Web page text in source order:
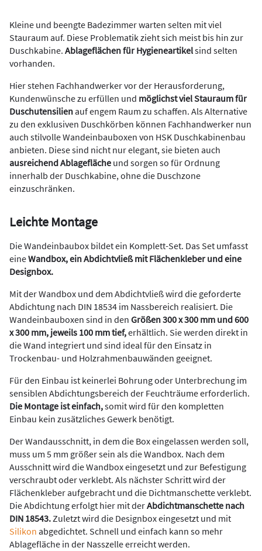
Kleine und beengte Badezimmer warten selten mit viel
Stauraum auf. Diese Problematik zieht sich meist bis hin zur
Duschkabine. Ablageflächen für Hygieneartikelsind selten
vorhanden.
Hier stehen Fachhandwerker vor der Herausforderung,
Kundenwünsche zu erfüllen und möglichst viel Stauraum für
Duschutensilienauf engem Raum zu schaffen. Als Alternative
zu den exklusiven Duschkörben können Fachhandwerker nun
auch stilvolle Wandeinbauboxen von HSK Duschkabinenbau
anbieten. Diese sind nicht nur elegant, sie bieten auch
ausreichend Ablagefläche und sorgen so für Ordnung
innerhalb der Duschkabine, ohne die Duschzone
einzuschränken.
Leichte Montage
Die Wandeinbaubox bildet ein Komplett-Set. Das Set umfasst
eineWandbox, ein Abdichtvließ mit Flächenkleber und eine
Designbox.
Mit der Wandbox und dem Abdichtvließ wird die geforderte
Abdichtung nach DIN 18534 im Nassbereich realisiert. Die
Wandeinbauboxen sind in den Größen 300 x 300 mm und 600
x 300 mm, jeweils 100 mm tief,erhältlich. Sie werden direkt in
die Wand integriert und sind ideal für den Einsatz in
Trockenbau- und Holzrahmenbauwänden geeignet.
Für den Einbau ist keinerlei Bohrung oder Unterbrechung im
sensiblen Abdichtungsbereich der Feuchträume erforderlich.
Die Montage ist einfach,somit wird für den kompletten
Einbau kein zusätzliches Gewerk benötigt.
Der Wandausschnitt, in dem die Box eingelassen werden soll,
muss um 5 mm größer sein als die Wandbox. Nach dem
Ausschnitt wird die Wandbox eingesetzt und zur Befestigung
verschraubt oder verklebt. Als nächster Schritt wird der
Flächenkleber aufgebracht und die Dichtmanschette verklebt.
Die Abdichtung erfolgt hier mit derAbdichtmanschette nach
DIN 18543.Zuletzt wird die Designbox eingesetzt und mit
Silikon abgedichtet. Schnell und einfach kann so mehr
Ablagefläche in der Nasszelle erreicht werden.